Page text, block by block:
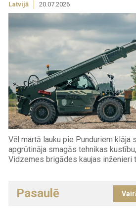
Latvijā 20.07.2026
Vēl martā lauku pie Punduriem klāja
apgrūtināja smagās tehnikas
Vidzemes brigādes kaujas inženieri
Pasaulē